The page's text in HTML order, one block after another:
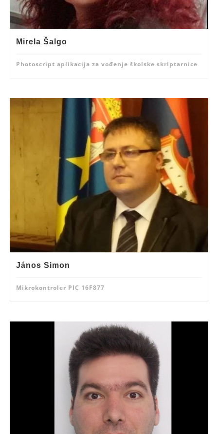
Mirela Šalgo
Photoscript aplikacija za vođenje školske skriptarnice
János Simon
Mikrokontroler PIC 16F877